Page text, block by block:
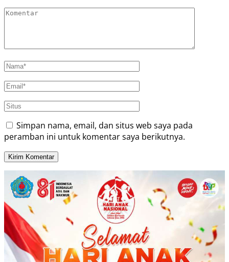
Simpan nama, email, dan situs web saya pada
peramban ini untuk komentar saya berikutnya.